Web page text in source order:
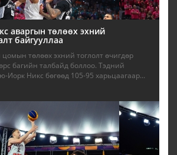
аваргын төлөөх эхний
байгууллаа
төлөөх эхний тоглолт өчигдөр
багийн талбайд боллоо. Тэдний
Иорк Никс бөгөөд 105-95 харьцаагаар...